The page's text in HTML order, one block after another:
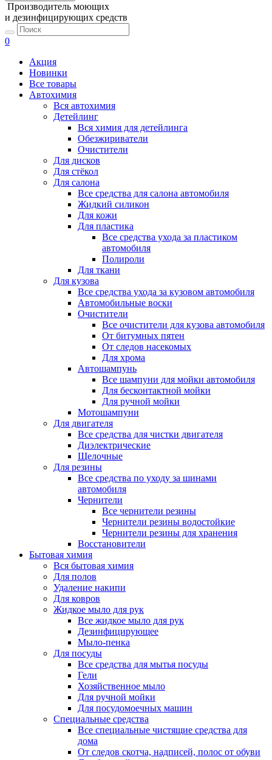
Производитель моющих
и дезинфицирующих средств
0
Акция
Новинки
Все товары
Автохимия
Вся автохимия
Детейлинг
Вся химия для детейлинга
Обезжириватели
Очистители
Для дисков
Для стёкол
Для салона
Все средства для салона автомобиля
Жидкий силикон
Для кожи
Для пластика
Все средства ухода за пластиком
автомобиля
Полироли
Для ткани
Для кузова
Все средства ухода за кузовом автомобиля
Автомобильные воски
Очистители
Все очистители для кузова автомобиля
От битумных пятен
От следов насекомых
Для хрома
Автошампунь
Все шампуни для мойки автомобиля
Для бесконтактной мойки
Для ручной мойки
Мотошампуни
Для двигателя
Все средства для чистки двигателя
Диэлектрические
Щелочные
Для резины
Все средства по уходу за шинами
автомобиля
Чернители
Все чернители резины
Чернители резины водостойкие
Чернители резины для хранения
Восстановители
Бытовая химия
Вся бытовая химия
Для полов
Удаление накипи
Для ковров
Жидкое мыло для рук
Все жидкое мыло для рук
Дезинфицирующее
Мыло-пенка
Для посуды
Все средства для мытья посуды
Гели
Хозяйственное мыло
Для ручной мойки
Для посудомоечных машин
Специальные средства
Все специальные чистящие средства для
дома
От следов скотча, надписей, полос от обуви